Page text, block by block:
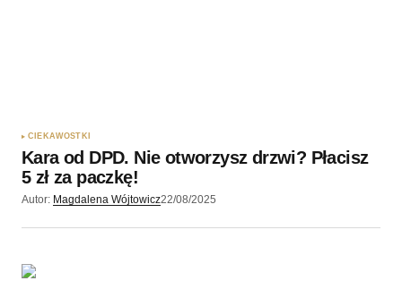
CIEKAWOSTKI
Kara od DPD. Nie otworzysz drzwi? Płacisz
5 zł za paczkę!
Autor: Magdalena Wójtowicz22/08/2025